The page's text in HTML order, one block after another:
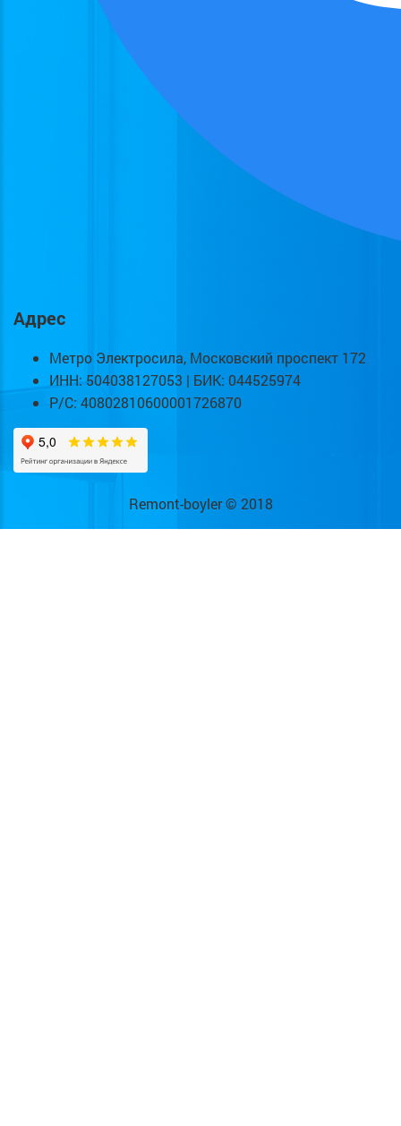
Адрес
Метро Электросила, Московский проспект 172
ИНН: 504038127053 | БИК: 044525974
Р/С: 40802810600001726870
Remont-boyler © 2018